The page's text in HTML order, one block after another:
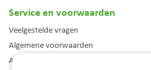
Service en voorwaarden
Veelgestelde vragen
Algemene voorwaarden
Assortiment